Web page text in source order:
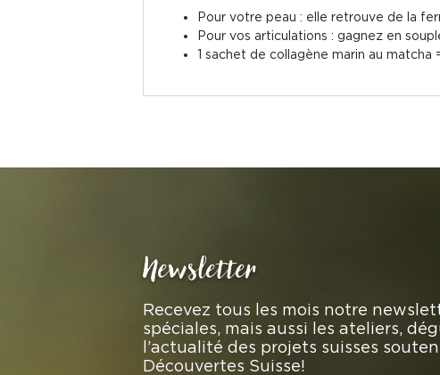
Pour votre peau : elle retrouve de la
Pour vos articulations : gagnez en
1 sachet de collagène marin au
Newsletter
Recevez tous les mois notre
spéciales, mais aussi les ateliers,
l’actualité des projets suisses
Découvertes Suisse!